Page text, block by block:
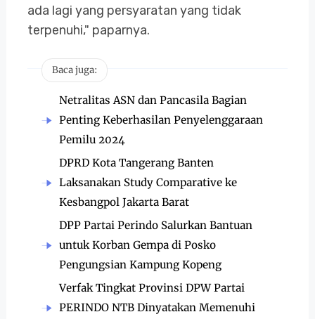
ada lagi yang persyaratan yang tidak
terpenuhi," paparnya.
Baca juga:
Netralitas ASN dan Pancasila Bagian
Penting Keberhasilan Penyelenggaraan
Pemilu 2024
DPRD Kota Tangerang Banten
Laksanakan Study Comparative ke
Kesbangpol Jakarta Barat
DPP Partai Perindo Salurkan Bantuan
untuk Korban Gempa di Posko
Pengungsian Kampung Kopeng
Verfak Tingkat Provinsi DPW Partai
PERINDO NTB Dinyatakan Memenuhi